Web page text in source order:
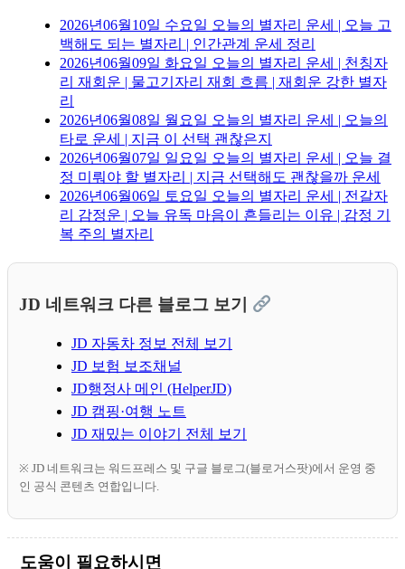
2026년06월10일 수요일 오늘의 별자리 운세 | 오늘 고
백해도 되는 별자리 | 인간관계 운세 정리
2026년06월09일 화요일 오늘의 별자리 운세 | 천칭자
리 재회운 | 물고기자리 재회 흐름 | 재회운 강한 별자
리
2026년06월08일 월요일 오늘의 별자리 운세 | 오늘의
타로 운세 | 지금 이 선택 괜찮은지
2026년06월07일 일요일 오늘의 별자리 운세 | 오늘 결
정 미뤄야 할 별자리 | 지금 선택해도 괜찮을까 운세
2026년06월06일 토요일 오늘의 별자리 운세 | 전갈자
리 감정운 | 오늘 유독 마음이 흔들리는 이유 | 감정 기
복 주의 별자리
JD 네트워크 다른 블로그 보기
JD 자동차 정보 전체 보기
JD 보험 보조채널
JD행정사 메인 (HelperJD)
JD 캠핑·여행 노트
JD 재밌는 이야기 전체 보기
※ JD 네트워크는 워드프레스 및 구글 블로그(블로거스팟)에서 운영 중
인 공식 콘텐츠 연합입니다.
도움이 필요하시면